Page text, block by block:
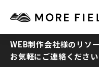
TOP
WEB制作会社様のリソ
お気軽にご連絡ください